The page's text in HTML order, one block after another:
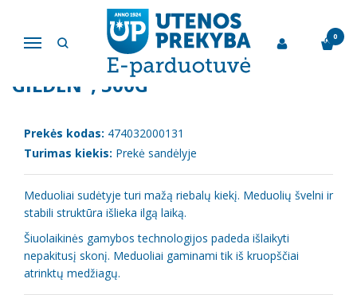
Navigacija
0
Konditerija Močiutės meduoliai "Maris Gilden", 500g
MOČIUTĖS MEDUOLIAI "MARIS
GILDEN", 500G
Prekės kodas: 474032000131
Turimas kiekis: Prekė sandėlyje
Meduoliai sudėtyje turi mažą riebalų kiekį. Meduolių švelni ir
stabili struktūra išlieka ilgą laiką.
Šiuolaikinės gamybos technologijos padeda išlaikyti
nepakitusį skonį. Meduoliai gaminami tik iš kruopščiai
atrinktų medžiagų.